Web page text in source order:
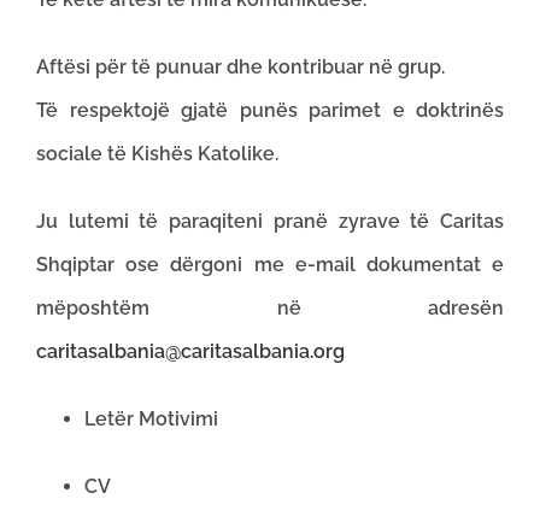
Aftësi për të punuar dhe kontribuar në grup.
Të respektojë gjatë punës parimet e doktrinës
sociale të Kishës Katolike.
Ju lutemi të paraqiteni pranë zyrave të Caritas
Shqiptar ose dërgoni me e-mail dokumentat e
mëposhtëm në adresën
caritasalbania@caritasalbania.org
Letër Motivimi
CV